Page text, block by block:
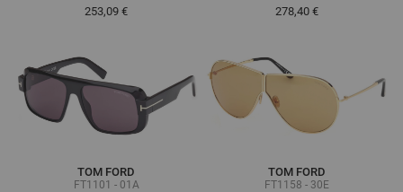
253,09 € 278,40 €
TOM FORD
FT1101 - 01A
TOM FORD
FT1158 - 30E